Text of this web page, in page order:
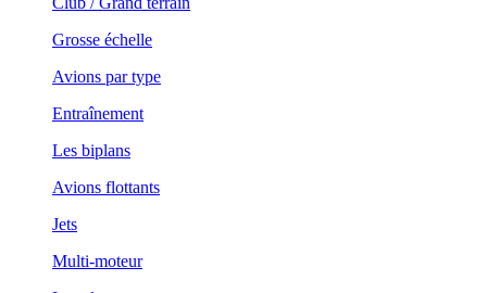
Grosse échelle
Avions par type
Entraînement
Les biplans
Avions flottants
Jets
Multi-moteur